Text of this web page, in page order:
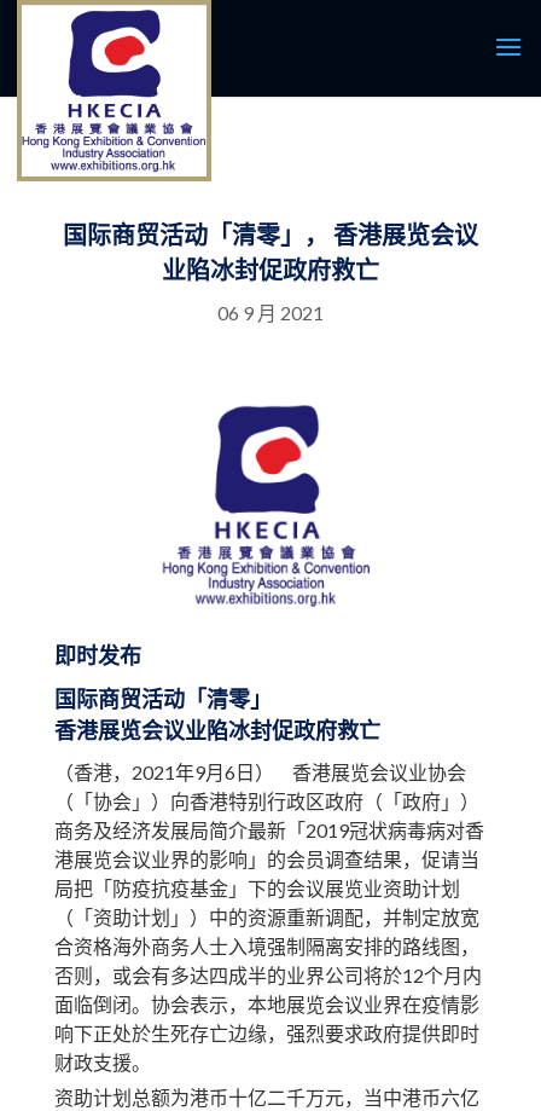
国际商贸活动「清零」， 香港展览会议
业陷冰封促政府救亡
06 9 月 2021
即时发布
国际商贸活动「清零」
香港展览会议业陷冰封促政府救亡
（香港，2021年9月6日） 香港展览会议业协会
（「协会」）向香港特别行政区政府（「政府」）
商务及经济发展局简介最新「2019冠状病毒病对香
港展览会议业界的影响」的会员调查结果，促请当
局把「防疫抗疫基金」下的会议展览业资助计划
（「资助计划」）中的资源重新调配，并制定放宽
合资格海外商务人士入境强制隔离安排的路线图，
否则，或会有多达四成半的业界公司将於12个月内
面临倒闭。协会表示，本地展览会议业界在疫情影
响下正处於生死存亡边缘，强烈要求政府提供即时
财政支援。
资助计划总额为港币十亿二千万元，当中港币六亿